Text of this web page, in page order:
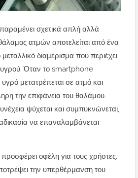
σχετικά απλή αλλά
ατμών αποτελείται από ένα
διαμέρισμα που περιέχει
υγρού. Όταν το smartphone
υγρό μετατρέπεται σε ατμό και
την επιφάνεια του θαλάμου.
ψύχεται και συμπυκνώνεται,
να επαναλαμβάνεται
οφέλη για τους χρήστες.
την υπερθέρμανση του